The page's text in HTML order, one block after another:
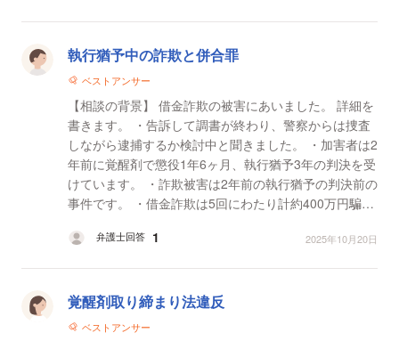
執行猶予中の詐欺と併合罪
ベストアンサー
【相談の背景】 借金詐欺の被害にあいました。 詳細を
書きます。 ・告訴して調書が終わり、警察からは捜査
しながら逮捕するか検討中と聞きました。 ・加害者は2
年前に覚醒剤で懲役1年6ヶ月、執行猶予3年の判決を受
けています。 ・詐欺被害は2年前の執行猶予の判決前の
事件です。 ・借金詐欺は5回にわたり計約400万円騙し
弁護士回答 1 2025年10月20日
覚醒剤取り締まり法違反
ベストアンサー